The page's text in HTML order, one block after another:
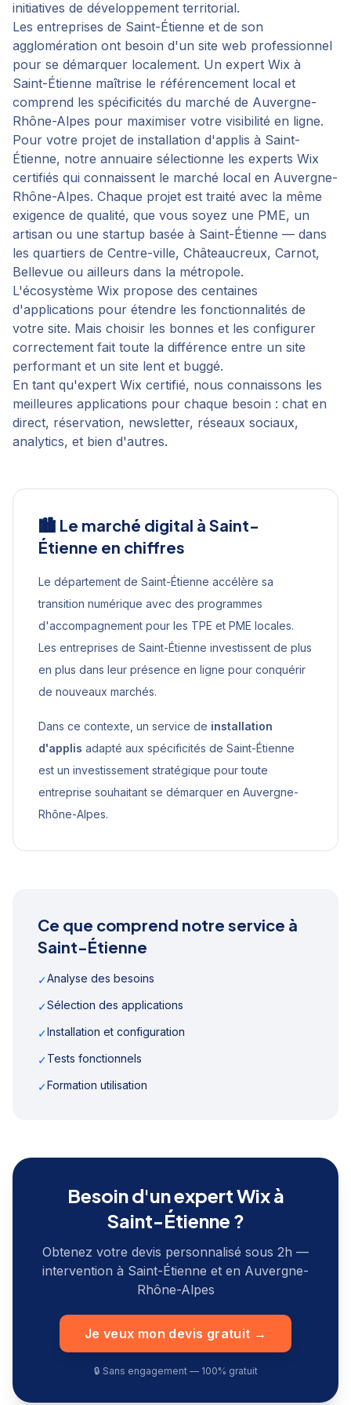
initiatives de développement territorial.
Les entreprises de Saint-Étienne et de son
agglomération ont besoin d'un site web professionnel
pour se démarquer localement. Un expert Wix à
Saint-Étienne maîtrise le référencement local et
comprend les spécificités du marché de Auvergne-
Rhône-Alpes pour maximiser votre visibilité en ligne.
Pour votre projet de installation d'applis à Saint-
Étienne, notre annuaire sélectionne les experts Wix
certifiés qui connaissent le marché local en Auvergne-
Rhône-Alpes. Chaque projet est traité avec la même
exigence de qualité, que vous soyez une PME, un
artisan ou une startup basée à Saint-Étienne — dans
les quartiers de Centre-ville, Châteaucreux, Carnot,
Bellevue ou ailleurs dans la métropole.
L'écosystème Wix propose des centaines
d'applications pour étendre les fonctionnalités de
votre site. Mais choisir les bonnes et les configurer
correctement fait toute la différence entre un site
performant et un site lent et buggé.
En tant qu'expert Wix certifié, nous connaissons les
meilleures applications pour chaque besoin : chat en
direct, réservation, newsletter, réseaux sociaux,
analytics, et bien d'autres.
🏙️ Le marché digital à Saint-
Étienne en chiffres
Le département de Saint-Étienne accélère sa
transition numérique avec des programmes
d'accompagnement pour les TPE et PME locales.
Les entreprises de Saint-Étienne investissent de plus
en plus dans leur présence en ligne pour conquérir
de nouveaux marchés.
Dans ce contexte, un service de installation
d'applis adapté aux spécificités de Saint-Étienne
est un investissement stratégique pour toute
entreprise souhaitant se démarquer en Auvergne-
Rhône-Alpes.
Ce que comprend notre service à
Saint-Étienne
✓Analyse des besoins
✓Sélection des applications
✓Installation et configuration
✓Tests fonctionnels
✓Formation utilisation
Besoin d'un expert Wix à
Saint-Étienne ?
Obtenez votre devis personnalisé sous 2h —
intervention à Saint-Étienne et en Auvergne-
Rhône-Alpes
Je veux mon devis gratuit →
🔒 Sans engagement — 100% gratuit